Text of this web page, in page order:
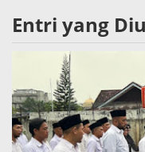
Entri yang